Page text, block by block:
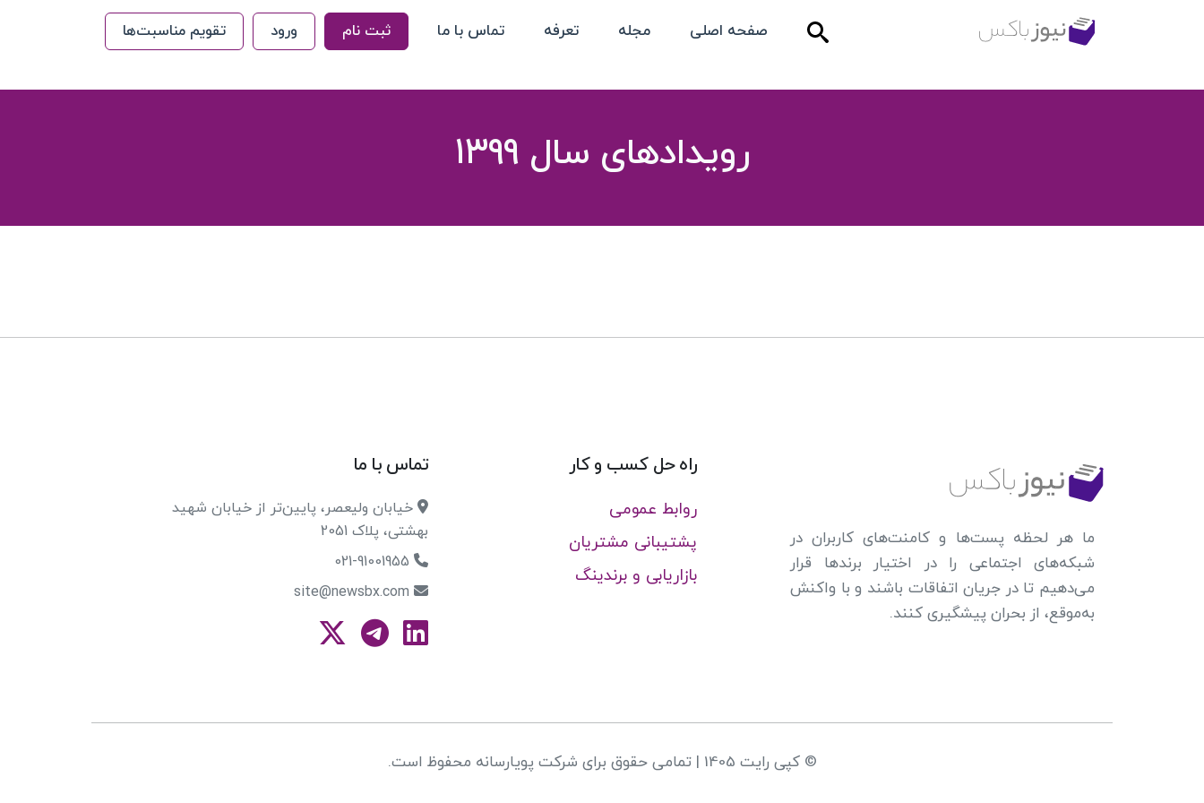
صفحه اصلی مجله تعرفه تماس با ما ثبت نام ورود تقویم مناسبت‌ها
رویدادهای سال 1399
ما هر لحظه پست‌ها و کامنت‌های کاربران در
شبکه‌های اجتماعی را در اختیار برندها قرار
می‌دهیم تا در جریان اتفاقات باشند و با واکنش
به‌موقع، از بحران پیشگیری کنند.
راه حل کسب و کار
روابط عمومی
پشتیبانی مشتریان
بازاریابی و برندینگ
تماس با ما
خیابان ولیعصر، پایین‌تر از خیابان شهید
بهشتی، پلاک 2051
© کپی رایت 1405 | تمامی حقوق برای شرکت پویارسانه محفوظ است.